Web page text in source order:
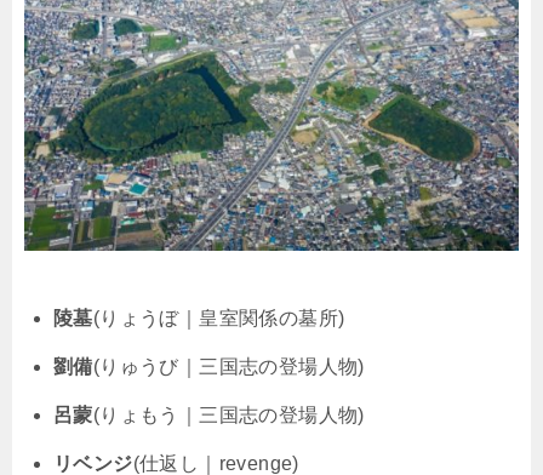
陵墓(りょうぼ｜皇室関係の墓所)
劉備(りゅうび｜三国志の登場人物)
呂蒙(りょもう｜三国志の登場人物)
リベンジ(仕返し｜revenge)